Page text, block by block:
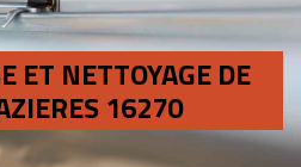
ET NETTOYAGE DE
16270